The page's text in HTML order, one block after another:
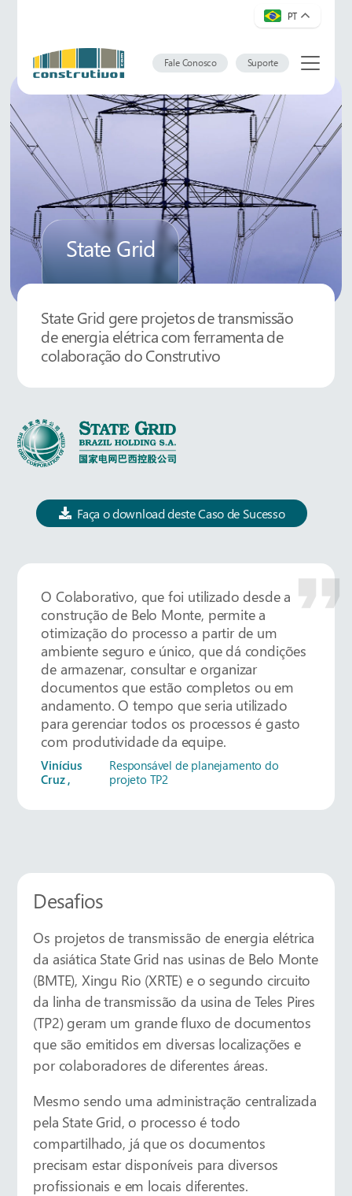
PT
Fale Conosco Suporte
State Grid
State Grid gere projetos de transmissão
de energia elétrica com ferramenta de
colaboração do Construtivo
Faça o download deste Caso de Sucesso
O Colaborativo, que foi utilizado desde a
construção de Belo Monte, permite a
otimização do processo a partir de um
ambiente seguro e único, que dá condições
de armazenar, consultar e organizar
documentos que estão completos ou em
andamento. O tempo que seria utilizado
para gerenciar todos os processos é gasto
com produtividade da equipe.
Vinícius
Cruz,
Responsável de planejamento do
projeto TP2
Desafios
Os projetos de transmissão de energia elétrica
da asiática State Grid nas usinas de Belo Monte
(BMTE), Xingu Rio (XRTE) e o segundo circuito
da linha de transmissão da usina de Teles Pires
(TP2) geram um grande fluxo de documentos
que são emitidos em diversas localizações e
por colaboradores de diferentes áreas.
Mesmo sendo uma administração centralizada
pela State Grid, o processo é todo
compartilhado, já que os documentos
precisam estar disponíveis para diversos
profissionais e em locais diferentes.